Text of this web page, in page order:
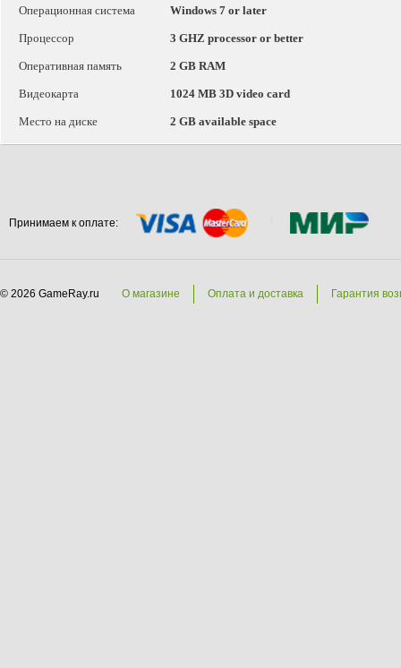
Операционная система
Windows 7 or later
Процессор 3 GHZ processor or better
Оперативная память 2 GB RAM
Видеокарта 1024 MB 3D video card
Место на диске 2 GB available space
Принимаем к оплате:
© 2026 GameRay.ru О магазине Оплата и доставка Гарантия